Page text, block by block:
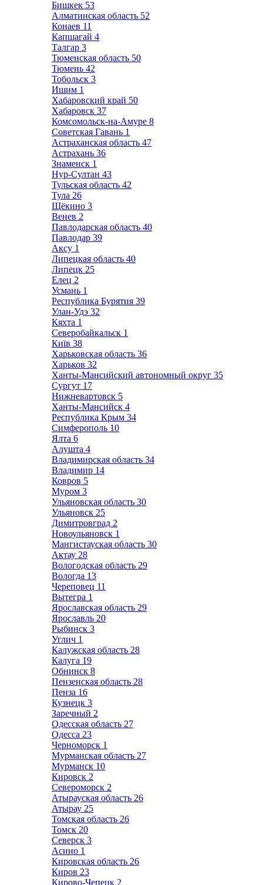
Бишкек 53
Алматинская область 52
Конаев 11
Капшагай 4
Талгар 3
Тюменская область 50
Тюмень 42
Тобольск 3
Ишим 1
Хабаровский край 50
Хабаровск 37
Комсомольск-на-Амуре 8
Советская Гавань 1
Астраханская область 47
Астрахань 36
Знаменск 1
Нур-Султан 43
Тульская область 42
Тула 26
Щёкино 3
Венев 2
Павлодарская область 40
Павлодар 39
Аксу 1
Липецкая область 40
Липецк 25
Елец 2
Усмань 1
Республика Бурятия 39
Улан-Удэ 32
Кяхта 1
Северобайкальск 1
Київ 38
Харьковская область 36
Харьков 32
Ханты-Мансийский автономный округ 35
Сургут 17
Нижневартовск 5
Ханты-Мансийск 4
Республика Крым 34
Симферополь 10
Ялта 6
Алушта 4
Владимирская область 34
Владимир 14
Ковров 5
Муром 3
Ульяновская область 30
Ульяновск 25
Димитровград 2
Новоульяновск 1
Мангистауская область 30
Актау 28
Вологодская область 29
Вологда 13
Череповец 11
Вытегра 1
Ярославская область 29
Ярославль 20
Рыбинск 3
Углич 1
Калужская область 28
Калуга 19
Обнинск 8
Пензенская область 28
Пенза 16
Кузнецк 3
Заречный 2
Одесская область 27
Одесса 23
Черноморск 1
Мурманская область 27
Мурманск 10
Кировск 2
Североморск 2
Атырауская область 26
Атырау 25
Томская область 26
Томск 20
Северск 3
Асино 1
Кировская область 26
Киров 23
Кирово-Чепецк 2